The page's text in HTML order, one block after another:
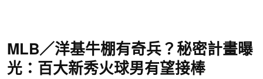
MLB／洋基牛棚有奇兵？秘密計畫曝
光：百大新秀火球男有望接棒